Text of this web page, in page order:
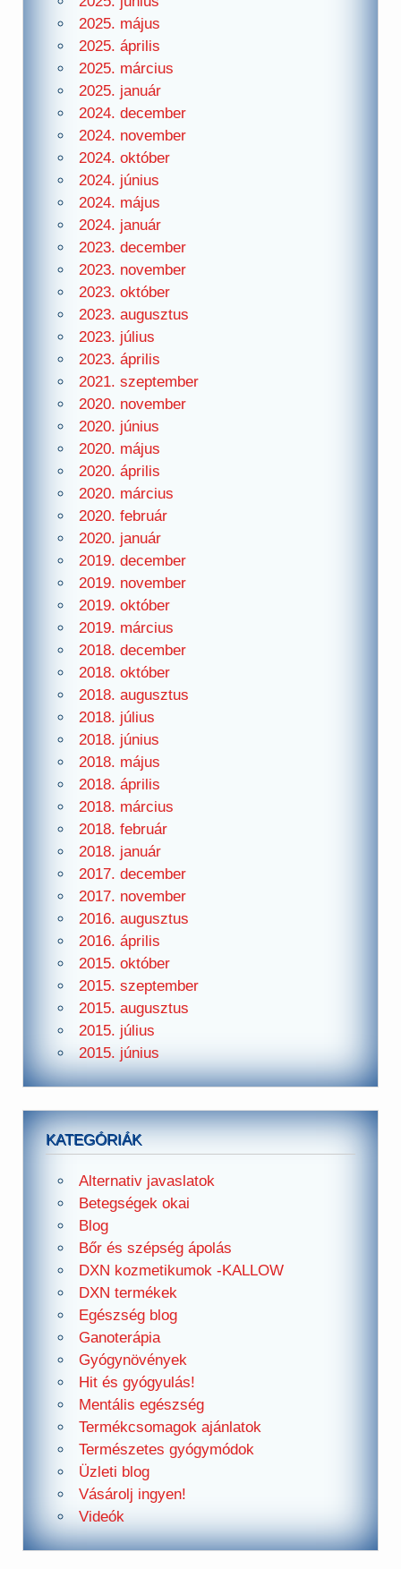
2025. május
2025. április
2025. március
2025. január
2024. december
2024. november
2024. október
2024. június
2024. május
2024. január
2023. december
2023. november
2023. október
2023. augusztus
2023. július
2023. április
2021. szeptember
2020. november
2020. június
2020. május
2020. április
2020. március
2020. február
2020. január
2019. december
2019. november
2019. október
2019. március
2018. december
2018. október
2018. augusztus
2018. július
2018. június
2018. május
2018. április
2018. március
2018. február
2018. január
2017. december
2017. november
2016. augusztus
2016. április
2015. október
2015. szeptember
2015. augusztus
2015. július
2015. június
KATEGÓRIÁK
Alternativ javaslatok
Betegségek okai
Blog
Bőr és szépség ápolás
DXN kozmetikumok -KALLOW
DXN termékek
Egészség blog
Ganoterápia
Gyógynövények
Hit és gyógyulás!
Mentális egészség
Termékcsomagok ajánlatok
Természetes gyógymódok
Üzleti blog
Vásárolj ingyen!
Videók